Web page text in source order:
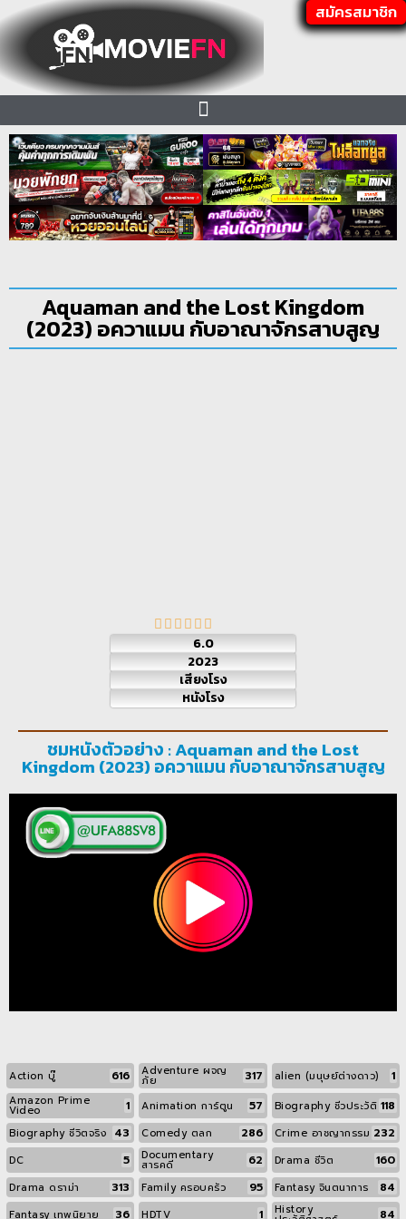
สมัครสมาชิก
Aquaman and the Lost Kingdom
(2023) อควาแมน กับอาณาจักรสาบสูญ
6.0
2023
เสียงโรง
หนังโรง
ชมหนังตัวอย่าง : Aquaman and the Lost
Kingdom (2023) อควาแมน กับอาณาจักรสาบสูญ
Action บู๊ 616 Adventure ผจญ
ภัย 317 alien (มนุษย์ต่างดาว) 1
Amazon Prime
Video 1 Animation การ์ตูน 57 Biography ชีวประวัติ 118
Biography ชีวิตจริง 43 Comedy ตลก 286 Crime อาชญากรรม 232
DC 5 Documentary
สารคดี 62 Drama ชีวิต 160
Drama ดราม่า 313 Family ครอบครัว 95 Fantasy จินตนาการ 84
Fantasy เทพนิยาย 36 HDTV 1 History 84